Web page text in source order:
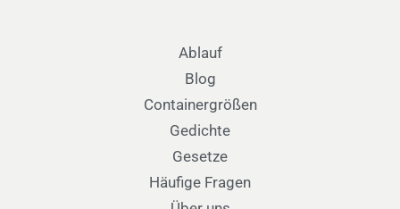
Ablauf
Blog
Containergrößen
Gedichte
Gesetze
Häufige Fragen